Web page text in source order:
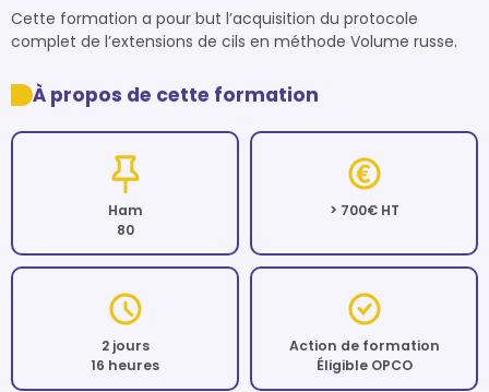
Cette formation a pour but l’acquisition du protocole
À propos de cette formation
Ham
80
> 700€ HT
2 jours
16 heures
Action de formation
Éligible OPCO